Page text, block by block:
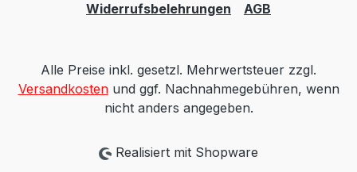
Widerrufsbelehrungen
AGB
Alle Preise inkl. gesetzl. Mehrwertsteuer zzgl.
Versandkostenund ggf. Nachnahmegebühren, wenn
nicht anders angegeben.
Realisiert mit Shopware